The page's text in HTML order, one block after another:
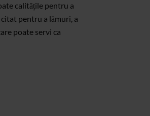
calitățile pentru a
pentru a lămuri, a
poate servi ca